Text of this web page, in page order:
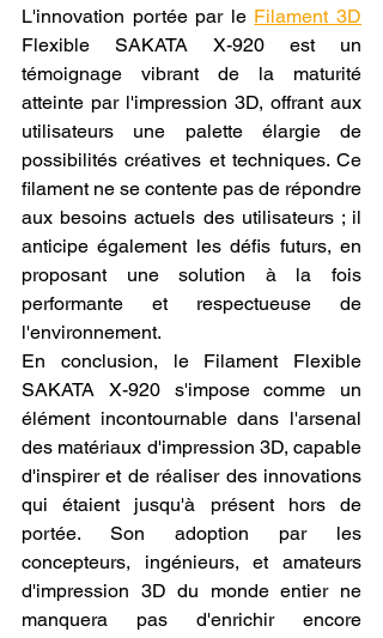
L'innovation portée par le Filament 3D
Flexible SAKATA X-920 est un
témoignage vibrant de la maturité
atteinte par l'impression 3D, offrant aux
utilisateurs une palette élargie de
possibilités créatives et techniques. Ce
filament ne se contente pas de répondre
aux besoins actuels des utilisateurs ; il
anticipe également les défis futurs, en
proposant une solution à la fois
performante et respectueuse de
l'environnement.
En conclusion, le Filament Flexible
SAKATA X-920 s'impose comme un
élément incontournable dans l'arsenal
des matériaux d'impression 3D, capable
d'inspirer et de réaliser des innovations
qui étaient jusqu'à présent hors de
portée. Son adoption par les
concepteurs, ingénieurs, et amateurs
d'impression 3D du monde entier ne
manquera pas d'enrichir encore